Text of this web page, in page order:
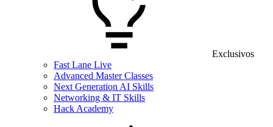
Exclusivos
Fast Lane Live
Advanced Master Classes
Next Generation AI Skills
Networking & IT Skills
Hack Academy